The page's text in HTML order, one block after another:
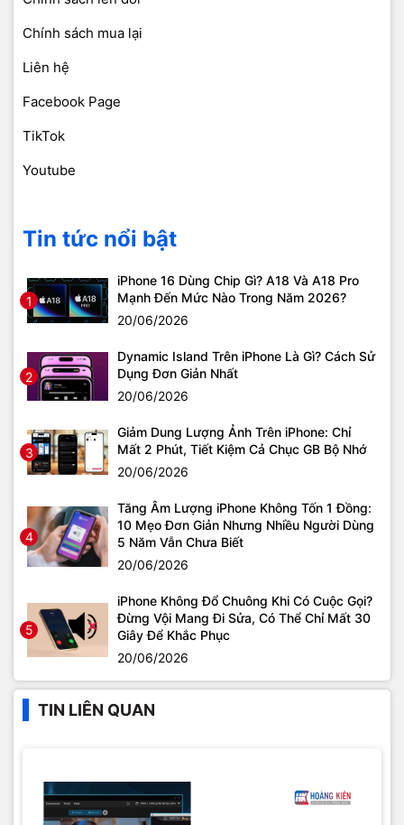
Chính sách mua lại
Liên hệ
Facebook Page
TikTok
Youtube
Tin tức nổi bật
1
iPhone 16 Dùng Chip Gì? A18 Và A18 Pro
Mạnh Đến Mức Nào Trong Năm 2026?
20/06/2026
2
Dynamic Island Trên iPhone Là Gì? Cách Sử
Dụng Đơn Giản Nhất
20/06/2026
3
Giảm Dung Lượng Ảnh Trên iPhone: Chỉ
Mất 2 Phút, Tiết Kiệm Cả Chục GB Bộ Nhớ
20/06/2026
4
Tăng Âm Lượng iPhone Không Tốn 1 Đồng:
10 Mẹo Đơn Giản Nhưng Nhiều Người Dùng
5 Năm Vẫn Chưa Biết
20/06/2026
5
iPhone Không Đổ Chuông Khi Có Cuộc Gọi?
Đừng Vội Mang Đi Sửa, Có Thể Chỉ Mất 30
Giây Để Khắc Phục
20/06/2026
TIN LIÊN QUAN